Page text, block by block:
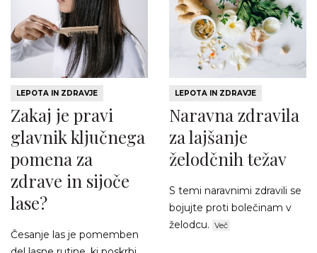
LEPOTA IN ZDRAVJE
Zakaj je pravi
glavnik ključnega
pomena za
zdrave in sijoče
lase?
Česanje las je pomemben
LEPOTA IN ZDRAVJE
Naravna zdravila
za lajšanje
želodčnih težav
S temi naravnimi zdravili se
bojujte proti bolečinam v
želodcu. Več